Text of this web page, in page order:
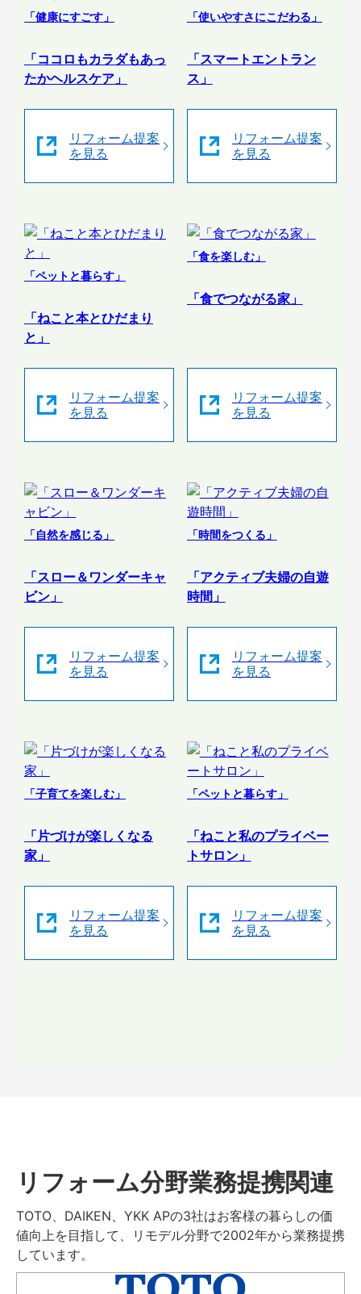
「健康にすごす」
「ココロもカラダもあっ
たかヘルスケア」
リフォーム提案
を見る
「使いやすさにこだわる」
「スマートエントラン
ス」
リフォーム提案
を見る
「ペットと暮らす」
「ねこと本とひだまり
と」
リフォーム提案
を見る
「食を楽しむ」
「食でつながる家」
リフォーム提案
を見る
「自然を感じる」
「スロー＆ワンダーキャ
ビン」
リフォーム提案
を見る
「時間をつくる」
「アクティブ夫婦の自遊
時間」
リフォーム提案
を見る
「子育てを楽しむ」
「片づけが楽しくなる
家」
リフォーム提案
を見る
「ペットと暮らす」
「ねこと私のプライベー
トサロン」
リフォーム提案
を見る
リフォーム分野業務提携関連
TOTO、DAIKEN、YKK APの3社はお客様の暮らしの価
値向上を目指して、リモデル分野で2002年から業務提携
しています。